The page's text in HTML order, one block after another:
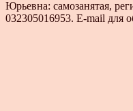
Юрьевна: самозанятая,
032305016953. E-mail для